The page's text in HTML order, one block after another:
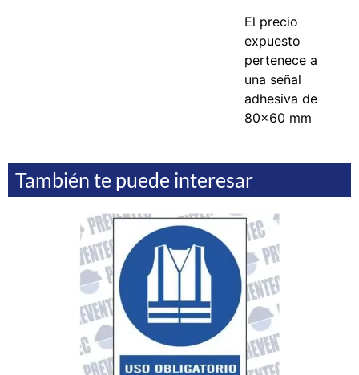
El precio
expuesto
pertenece a
una señal
adhesiva de
80x60 mm
También te puede interesar